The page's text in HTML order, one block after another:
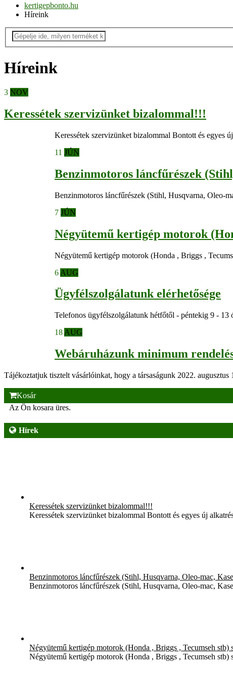
kertigepbonto.hu
Híreink
Híreink
3 NOV
Keressétek szervizünket bizalommal!!!
Keressétek szervizünket bizalommal Bontott és egyes
11 JÚN
Benzinmotoros láncfűrészek
Benzinmotoros láncfűrészek (Stihl, Husqvarna, Oleo-
7 JÚN
Négyütemű kertigép motorok
Négyütemű kertigép motorok (Honda , Briggs ,
6 AUG
Ügyfélszolgálatunk elérhetősége
Telefonos ügyfélszolgálatunk hétfőtől - péntekig 9 -
18 AUG
Webáruházunk minimum
Tájékoztatjuk tisztelt vásárlóinkat, hogy a társaságunk 2022.
Kosár
Az Ön kosara üres.
Hírek
Keressétek szervizünket bizalommal!!!
Keressétek szervizünket bizalommal Bontott és egyes új
Benzinmotoros láncfűrészek (Stihl, Husqvarna, Oleo-mac,
Benzinmotoros láncfűrészek (Stihl, Husqvarna, Oleo-mac,
Négyütemű kertigép motorok (Honda , Briggs , Tecumseh stb)
Négyütemű kertigép motorok (Honda , Briggs , Tecumseh stb)